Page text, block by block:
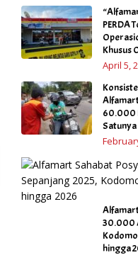
PERDA
Khusus
April 5,
60.000
Satunya
30.000
hingga